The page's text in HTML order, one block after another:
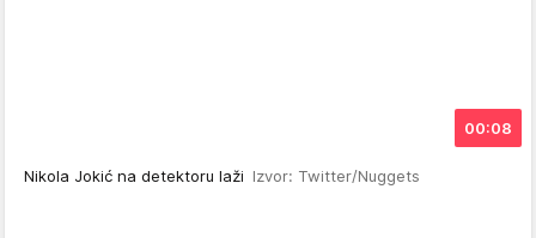
00:08
Nikola Jokić na detektoru laži Izvor: Twitter/Nuggets